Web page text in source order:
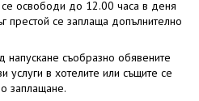
се освободи до 12.00 часа в деня
престой се заплаща допълнително
напускане съобразно обявените
услуги в хотелите или същите се
заплащане.